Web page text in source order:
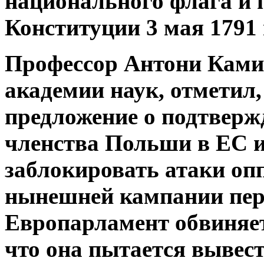
Конституции 3 мая 1791
Профессор Антони
академии наук,
предложение о
членства Польши в ЕС
заблокировать атаки
нынешней кампании
Европарламент
что она пытается